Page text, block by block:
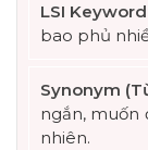
bao phủ
ngắn, muốn
nhiên.